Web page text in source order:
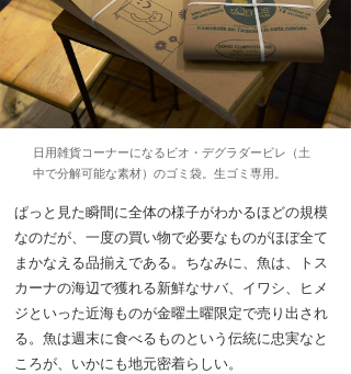
日用雑貨コーナーになるビオ・デグラダービレ（土
中で分解可能な素材）のゴミ袋。生ゴミ専用。
ぱっと見た瞬間に全体の様子がわかるほどの規模
なのだが、一度の買い物で必要なものがほぼ全て
まかなえる品揃えである。ちなみに、魚は、トス
カーナの海辺で獲れる新鮮なサバ、イワシ、ヒメ
ジといった近海ものが金曜土曜限定で売り出され
る。魚は週末に食べるものという伝統に忠実なと
ころが、いかにも地元密着らしい。